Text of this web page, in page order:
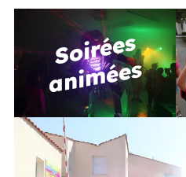
S
oi
r
é
e
s
a
ni
m
é
e
s